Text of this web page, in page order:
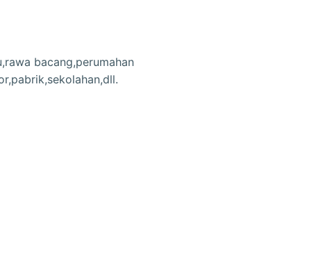
bacang,perumahan